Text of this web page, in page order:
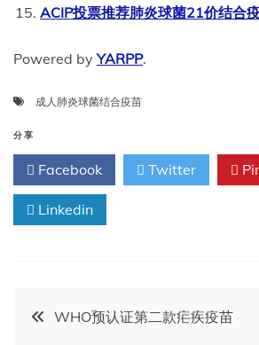
ACIP投票推荐肺炎球菌21价结合
Powered byYARPP.
成人肺炎球菌结合疫苗
分享
Facebook Twitter
Linkedin
文
WHO预认证第二款疟疾疫苗